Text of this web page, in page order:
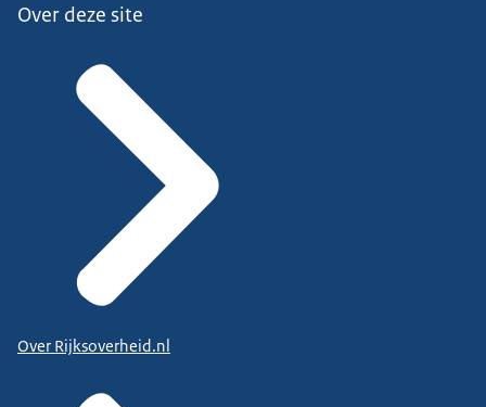
Over deze site
Over Rijksoverheid.nl